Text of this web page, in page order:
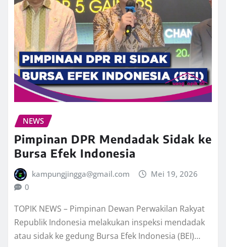
NEWS
Pimpinan DPR Mendadak Sidak ke
Bursa Efek Indonesia
kampungjingga@gmail.com
Mei 19, 2026
0
TOPIK NEWS – Pimpinan Dewan Perwakilan Rakyat
Republik Indonesia melakukan inspeksi mendadak
atau sidak ke gedung Bursa Efek Indonesia (BEI)…